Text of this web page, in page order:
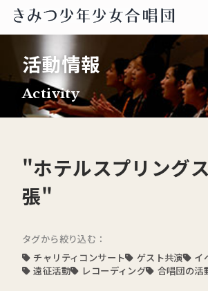
活動情報
Activity
"ホテルスプリング
張"
タグから絞り込む：
チャリティコンサート
ゲスト共演
イ
遠征活動
レコーディング 合唱団の活